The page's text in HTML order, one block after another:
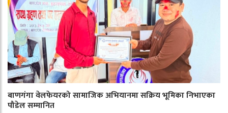
बाणगंगा वेलफेयरको सामाजिक अभियानमा सक्रिय भूमिका निभाएका
पौडेल सम्मानित